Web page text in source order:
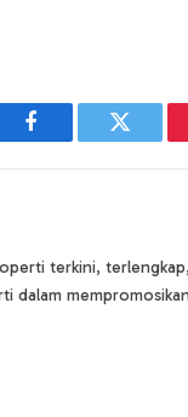
Facebook Twitter
terkini,
dalam